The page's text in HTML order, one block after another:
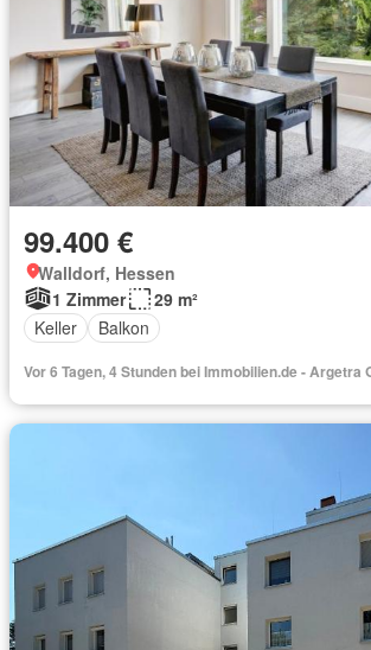
99.400 €
Walldorf, Hessen
1 Zimmer
29 m²
Keller
Balkon
Vor 6 Tagen, 4 Stunden bei Immobilien.de - Argetra